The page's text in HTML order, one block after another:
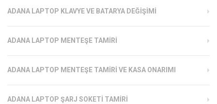
ADANA LAPTOP KLAVYE VE BATARYA DEĞIŞIMI
ADANA LAPTOP MENTEŞE TAMIRI
ADANA LAPTOP MENTEŞE TAMIRI VE KASA ONARIMI
ADANA LAPTOP ŞARJ SOKETI TAMIRI